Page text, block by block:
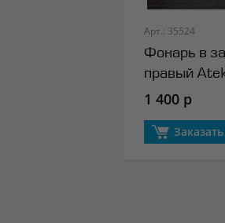
Арт.: 35524
Фонарь в
правый
1 400 р
Заказать